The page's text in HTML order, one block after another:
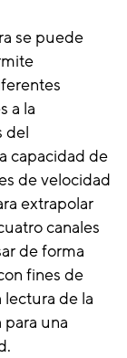
se puede
a la
del
capacidad de
de velocidad
extrapolar
canales
de forma
fines de
de la
una